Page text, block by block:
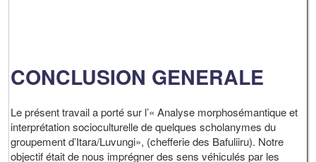
CONCLUSION GENERALE
Le présent travail a porté sur l’« Analyse morphosémantique et
interprétation socioculturelle de quelques scholanymes du
groupement d’Itara/Luvungi», (chefferie des Bafuliiru). Notre
objectif était de nous imprégner des sens véhiculés par les